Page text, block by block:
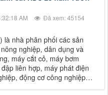
AM
Đã xem: 45154
là nhà phân phối các sản
nghiệp, dân dụng và
máy cắt cỏ, máy bơm
liên hợp, máy phát điện
động cơ công nghiệp…